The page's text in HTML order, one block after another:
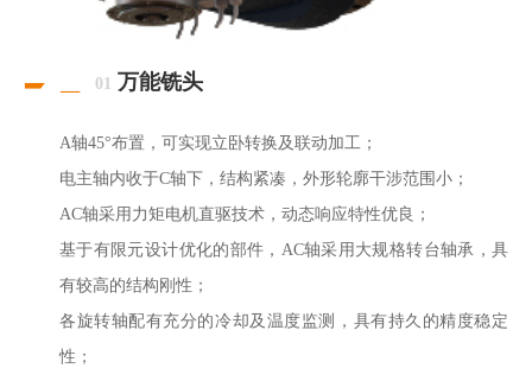
01 万能铣头
A轴45°布置，可实现立卧转换及联动加工；
电主轴内收于C轴下，结构紧凑，外形轮廓干涉范围小；
AC轴采用力矩电机直驱技术，动态响应特性优良；
基于有限元设计优化的部件，AC轴采用大规格转台轴承，具
有较高的结构刚性；
各旋转轴配有充分的冷却及温度监测，具有持久的精度稳定
性；